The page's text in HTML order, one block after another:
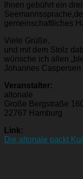
Ihnen gebührt ein
gemeinschaftliches
Viele Grüße,
und mit dem Stolz
wünsche ich allen
Johannes Caspersen
Veranstalter:
altonale
Große Bergstraße
22767 Hamburg
Link:
Die altonale packt